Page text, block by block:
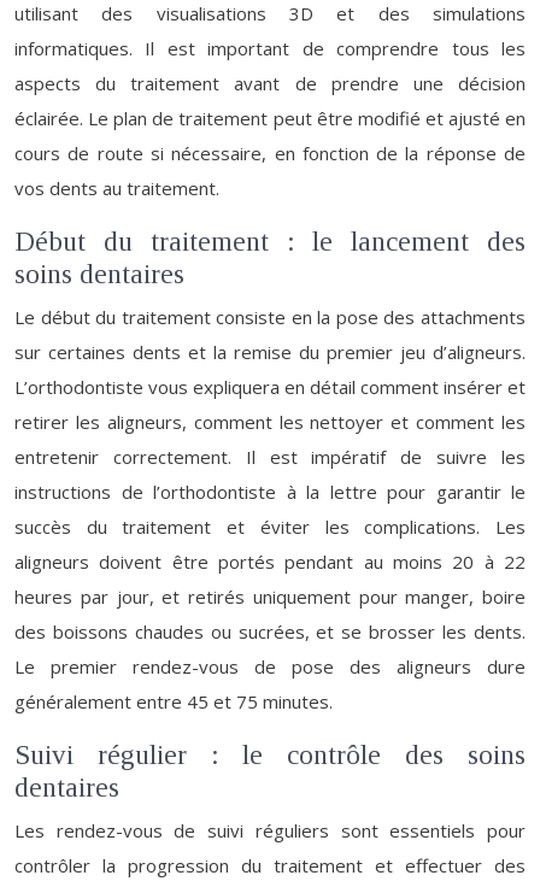
utilisant des visualisations 3D et des simulations
informatiques. Il est important de comprendre tous les
aspects du traitement avant de prendre une décision
éclairée. Le plan de traitement peut être modifié et ajusté en
cours de route si nécessaire, en fonction de la réponse de
vos dents au traitement.
Début du traitement : le lancement des
soins dentaires
Le début du traitement consiste en la pose des attachments
sur certaines dents et la remise du premier jeu d’aligneurs.
L’orthodontiste vous expliquera en détail comment insérer et
retirer les aligneurs, comment les nettoyer et comment les
entretenir correctement. Il est impératif de suivre les
instructions de l’orthodontiste à la lettre pour garantir le
succès du traitement et éviter les complications. Les
aligneurs doivent être portés pendant au moins 20 à 22
heures par jour, et retirés uniquement pour manger, boire
des boissons chaudes ou sucrées, et se brosser les dents.
Le premier rendez-vous de pose des aligneurs dure
généralement entre 45 et 75 minutes.
Suivi régulier : le contrôle des soins
dentaires
Les rendez-vous de suivi réguliers sont essentiels pour
contrôler la progression du traitement et effectuer des